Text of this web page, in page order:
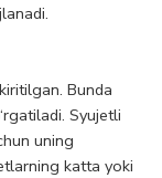
Bunda
Syujetli
uning
katta yoki